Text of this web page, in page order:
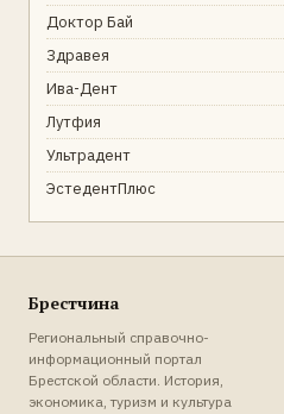
Доктор Бай
Здравея
Ива-Дент
Лутфия
Ультрадент
ЭстедентПлюс
Брестчина
Региональный справочно-
информационный портал
Брестской области. История,
экономика, туризм и культура